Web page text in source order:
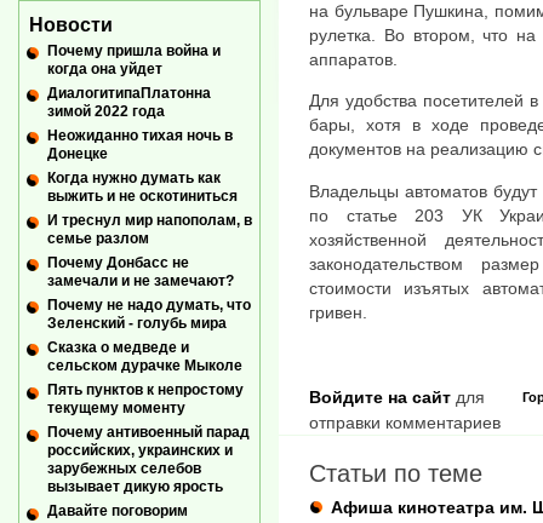
на бульваре Пушкина,
рулетка. Во втором, что
аппаратов.
Для удобства посетителей
бары, хотя в ходе
документов на реализацию
Владельцы автоматов будут
по статье 203 УК
хозяйственной
законодательством
стоимости изъятых
гривен.
Войдите на сайт для
отправки комментариев
Статьи по теме
Афиша кинотеатра им.
Новости
Почему пришла война и
когда она уйдет
ДиалогитипаПлатонна
зимой 2022 года
Неожиданно тихая ночь в
Донецке
Когда нужно думать как
выжить и не оскотиниться
И треснул мир напополам, в
семье разлом
Почему Донбасс не
замечали и не замечают?
Почему не надо думать, что
Зеленский - голубь мира
Сказка о медведе и
сельском дурачке Мыколе
Пять пунктов к непростому
текущему моменту
Почему антивоенный парад
российских, украинских и
зарубежных селебов
вызывает дикую ярость
Давайте поговорим